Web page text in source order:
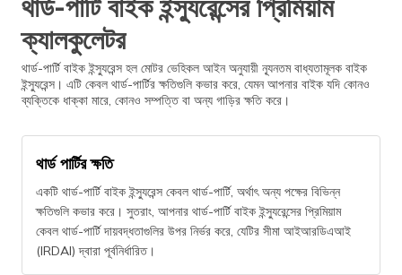
থার্ড-পার্টি বাইক ইন্স্যুরেন্সের প্রিমিয়াম
ক্যালকুলেটর
থার্ড-পার্টি বাইক ইন্স্যুরেন্স হল মোটর ভেহিকল আইন অনুযায়ী ন্যূনতম বাধ্যতামূলক বাইক
ইন্স্যুরেন্স। এটি কেবল থার্ড-পার্টির ক্ষতিগুলি কভার করে, যেমন আপনার বাইক যদি কোনও
ব্যক্তিকে ধাক্কা মারে, কোনও সম্পত্তি বা অন্য গাড়ির ক্ষতি করে।
থার্ড পার্টির ক্ষতি
একটি থার্ড-পার্টি বাইক ইন্স্যুরেন্স কেবল থার্ড-পার্টি, অর্থাৎ অন্য পক্ষের বিভিন্ন
ক্ষতিগুলি কভার করে। সুতরাং, আপনার থার্ড-পার্টি বাইক ইন্স্যুরেন্সের প্রিমিয়াম
কেবল থার্ড-পার্টি দায়বদ্ধতাগুলির উপর নির্ভর করে, যেটির সীমা আইআরডিএআই
(IRDAI) দ্বারা পূর্বনির্ধারিত।